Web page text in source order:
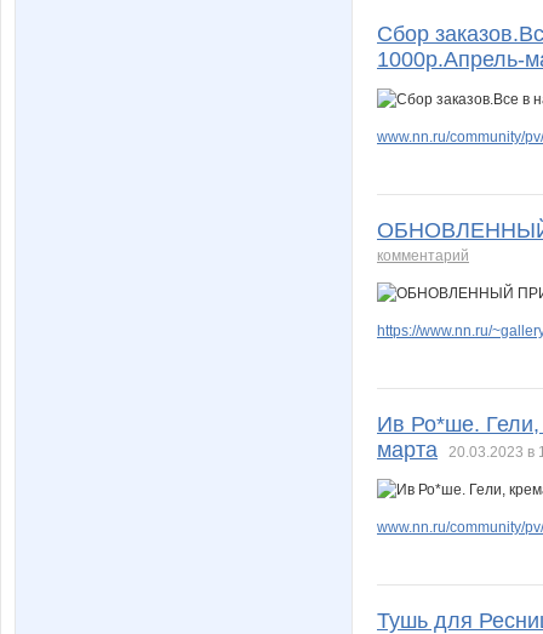
Сбор
1000р.Апрель-
www.nn.ru/community/
комментарий
https://www.nn.ru/
Ив Ро*ше. Гели,
марта
20.03.2023 в
www.nn.ru/community/
Тушь для